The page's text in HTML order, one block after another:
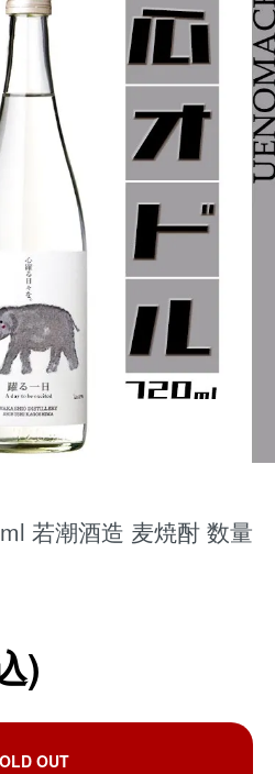
若潮酒造 麦焼酎 数量
)
OUT